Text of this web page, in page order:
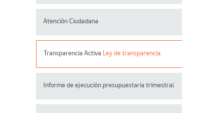
Atención Ciudadana
Transparencia Activa Ley de transparencia
Informe de ejecución presupuestaria trimestral